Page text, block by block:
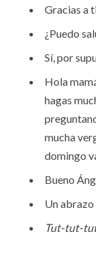
Gracias a
¿Puedo
Sí, por
Hola
hagas
mucha
domingo
Bueno
Un abrazo
Tut-tut-